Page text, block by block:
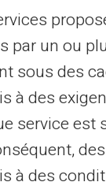
des
par un ou
sous des
à des
service est
à des